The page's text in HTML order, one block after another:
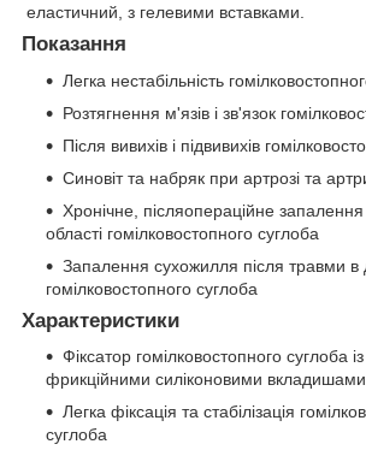
еластичний, з гелевими вставками.
Показання
Легка нестабільність
Розтягнення м'язів і зв'язок
Після вивихів і підвивихів
Синовіт та набряк при артрозі та
Хронічне, післяопераційне
області гомілковостопного суглоба
Запалення сухожилля після травми в
гомілковостопного суглоба
Характеристики
Фіксатор гомілковостопного суглоба
фрикційними силіконовими
Легка фіксація та стабілізація
суглоба